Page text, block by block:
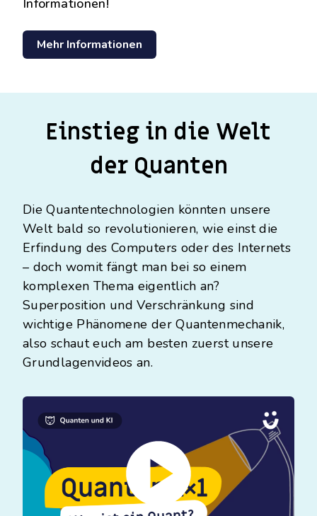
Informationen!
Mehr Informationen
Einstieg in die Welt
der Quanten
Die Quantentechnologien könnten unsere
Welt bald so revolutionieren, wie einst die
Erfindung des Computers oder des Internets
– doch womit fängt man bei so einem
komplexen Thema eigentlich an?
Superposition und Verschränkung sind
wichtige Phänomene der Quantenmechanik,
also schaut euch am besten zuerst unsere
Grundlagenvideos an.